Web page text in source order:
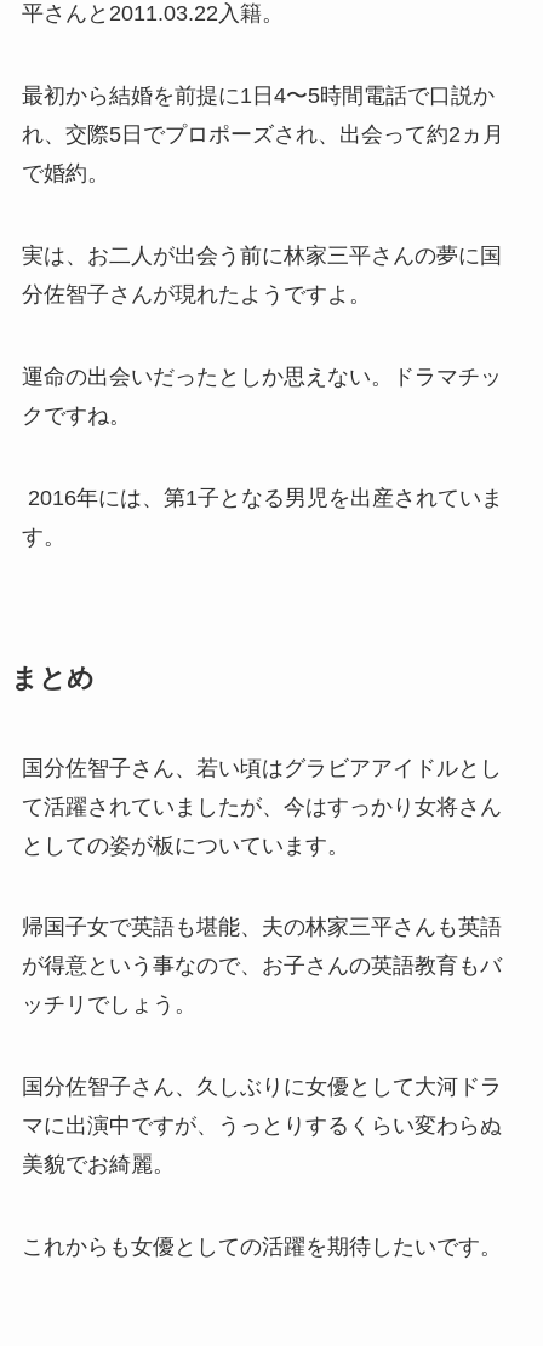
平さんと2011.03.22入籍。
最初から結婚を前提に1日4〜5時間電話で口説か
れ、交際5日でプロポーズされ、出会って約2ヵ月
で婚約。
実は、お二人が出会う前に林家三平さんの夢に国
分佐智子さんが現れたようですよ。
運命の出会いだったとしか思えない。ドラマチッ
クですね。
2016年には、第1子となる男児を出産されていま
す。
まとめ
国分佐智子さん、若い頃はグラビアアイドルとし
て活躍されていましたが、今はすっかり女将さん
としての姿が板についています。
帰国子女で英語も堪能、夫の林家三平さんも英語
が得意という事なので、お子さんの英語教育もバ
ッチリでしょう。
国分佐智子さん、久しぶりに女優として大河ドラ
マに出演中ですが、うっとりするくらい変わらぬ
美貌でお綺麗。
これからも女優としての活躍を期待したいです。